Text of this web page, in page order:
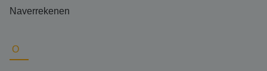
Naverrekenen
O